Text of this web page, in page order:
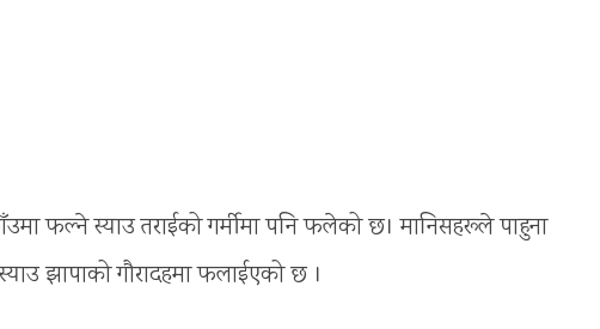
फल्ने स्याउ तराईको गर्मीमा पनि फलेको छ। मानिसहरूले पाहुना
झापाको गौरादहमा फलाईएको छ ।